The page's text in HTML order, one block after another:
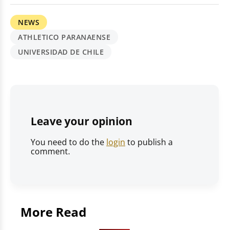
NEWS
ATHLETICO PARANAENSE
UNIVERSIDAD DE CHILE
Leave your opinion
You need to do the login to publish a
comment.
More Read